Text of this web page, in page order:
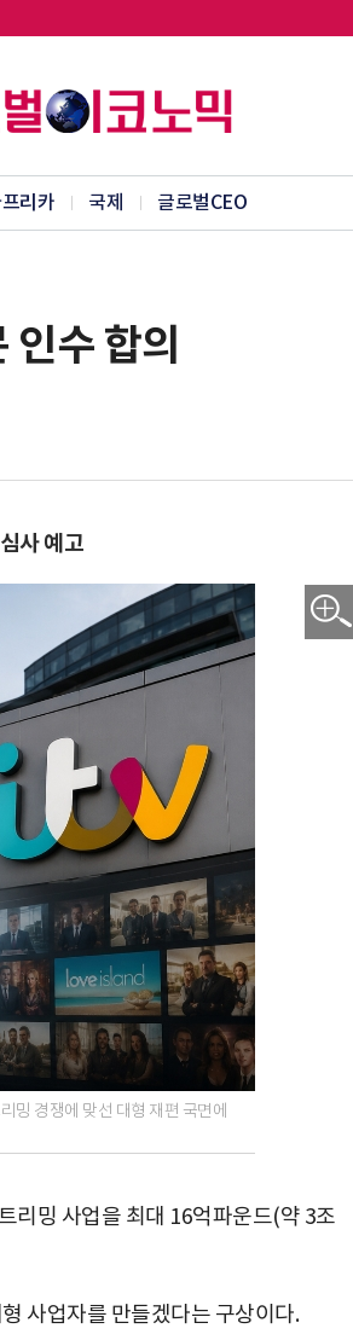
프리카 국제 글로벌CEO
수 합의
사 예고
밍 경쟁에 맞선 대형 재편 국면에
리밍 사업을 최대 16억파운드(약 3조
사업자를 만들겠다는 구상이다.